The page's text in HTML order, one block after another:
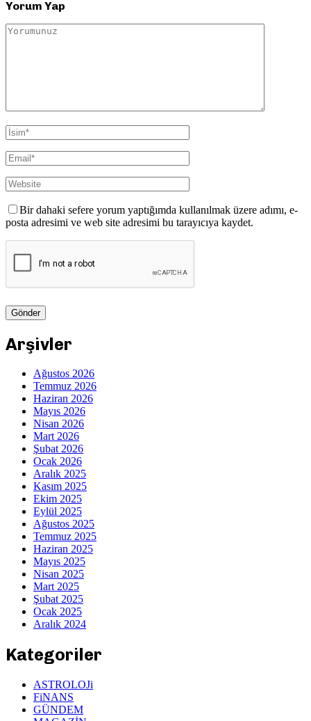
Yorum Yap
Bir dahaki sefere yorum yaptığımda kullanılmak üzere adımı, e-
posta adresimi ve web site adresimi bu tarayıcıya kaydet.
Arşivler
Ağustos 2026
Temmuz 2026
Haziran 2026
Mayıs 2026
Nisan 2026
Mart 2026
Şubat 2026
Ocak 2026
Aralık 2025
Kasım 2025
Ekim 2025
Eylül 2025
Ağustos 2025
Temmuz 2025
Haziran 2025
Mayıs 2025
Nisan 2025
Mart 2025
Şubat 2025
Ocak 2025
Aralık 2024
Kategoriler
ASTROLOJi
FiNANS
GÜNDEM